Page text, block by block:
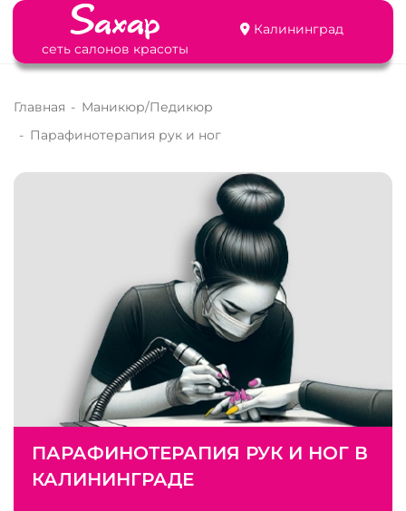
сеть салонов красоты
Калининград
Главная - Маникюр/Педикюр
- Парафинотерапия рук и ног
ПАРАФИНОТЕРАПИЯ РУК И НОГ В
КАЛИНИНГРАДЕ